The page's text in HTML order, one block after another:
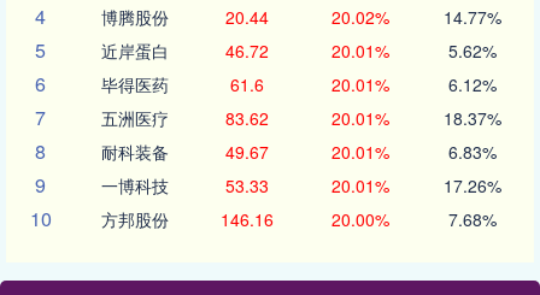
4 博腾股份 20.44 20.02% 14.77%
5 近岸蛋白 46.72 20.01% 5.62%
6 毕得医药 61.6 20.01% 6.12%
7 五洲医疗 83.62 20.01% 18.37%
8 耐科装备 49.67 20.01% 6.83%
9 一博科技 53.33 20.01% 17.26%
10 方邦股份 146.16 20.00% 7.68%